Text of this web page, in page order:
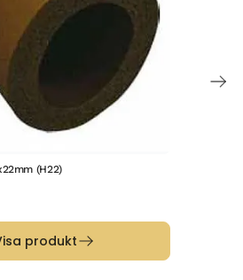
(H22)
produkt